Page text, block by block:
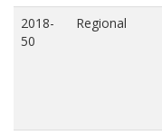
2018-
50
Regional